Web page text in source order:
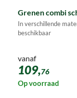
Grenen combi
In verschillende
beschikbaar
vanaf
109,76
Op voorraad